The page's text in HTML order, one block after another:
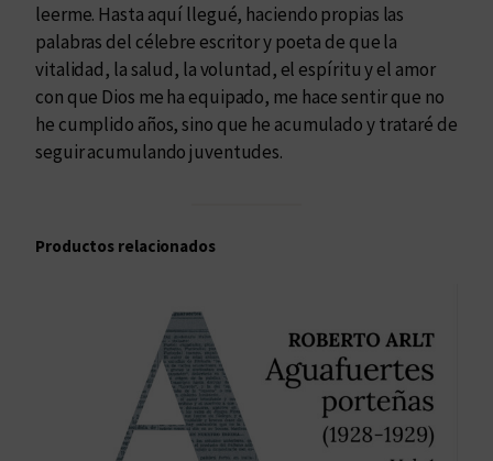
leerme. Hasta aquí llegué, haciendo propias las
palabras del célebre escritor y poeta de que la
vitalidad, la salud, la voluntad, el espíritu y el amor
con que Dios me ha equipado, me hace sentir que no
he cumplido años, sino que he acumulado y trataré de
seguir acumulando juventudes.
Productos relacionados